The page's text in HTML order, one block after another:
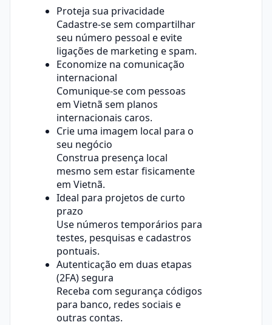
Proteja sua privacidade
Cadastre-se sem compartilhar
seu número pessoal e evite
ligações de marketing e spam.
Economize na comunicação
internacional
Comunique-se com pessoas
em Vietnã sem planos
internacionais caros.
Crie uma imagem local para o
seu negócio
Construa presença local
mesmo sem estar fisicamente
em Vietnã.
Ideal para projetos de curto
prazo
Use números temporários para
testes, pesquisas e cadastros
pontuais.
Autenticação em duas etapas
(2FA) segura
Receba com segurança códigos
para banco, redes sociais e
outras contas.